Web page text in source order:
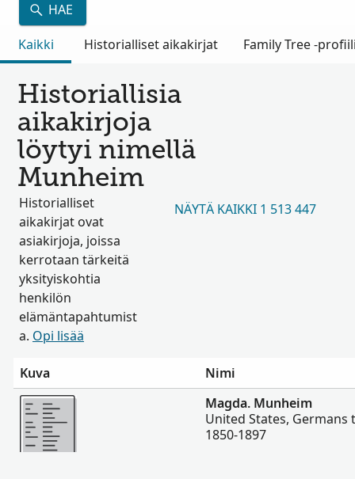
HAE
Kaikki
Historialliset aikakirjat Family Tree -
Historiallisia
aikakirjoja
löytyi nimellä
Munheim
Historialliset
aikakirjat ovat
asiakirjoja, joissa
kerrotaan tärkeitä
yksityiskohtia
henkilön
elämäntapahtumist
a. Opi lisää
NÄYTÄ KAIKKI 1 513 447
Kuva
Nimi
Enemmän
Magda. Munheim
United States, Germans
1850-1897